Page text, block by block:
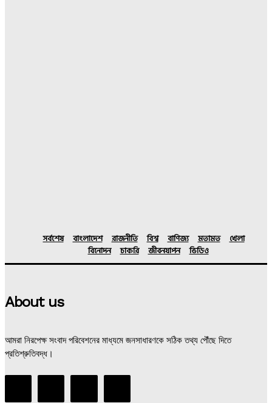
সর্বশেষ বাংলাদেশ রাজনীতি বিশ্ব বাণিজ্য মতামত
খেলা
বিনোদন
চাকরি জীবনযাপন ভিডিও
About us
আমরা নিরপেক্ষ সংবাদ পরিবেশনের মাধ্যমে জনসাধারণকে সঠিক তথ্য পৌঁছে দিতে
প্রতিশ্রুতিবদ্ধ।